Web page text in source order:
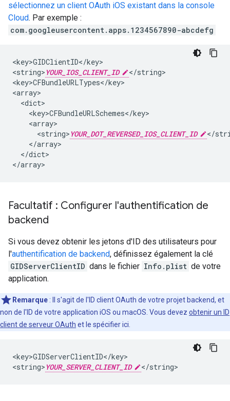
sélectionnez un client OAuth iOS existant dans la console
Cloud. Par exemple :
com.googleusercontent.apps.1234567890-abcdefg
<key>GIDClientID</key>
<string> YOUR_IOS_CLIENT_ID
</string>
<key>CFBundleURLTypes</key>
<array>
  <dict>
    <key>CFBundleURLSchemes</key>
    <array>
      <string>
YOUR_DOT_REVERSED_IOS_CLIENT_ID
</
    </array>
  </dict>
</array>
Facultatif : Configurer l'authentification de
backend
Si vous devez obtenir les jetons d'ID des utilisateurs pour
l'authentification de backend, définissez également la clé
GIDServerClientID dans le fichier Info.plist de votre
application.
Remarque : Il s'agit de l'ID client OAuth de votre projet backend, et
non de l'ID de votre application iOS ou macOS. Vous devez obtenir un ID
client de serveur OAuth et le spécifier ici.
<key>GIDServerClientID</key>
<string> YOUR_SERVER_CLIENT_ID </string>